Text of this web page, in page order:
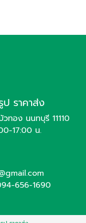
ป ราคาส่ง
ทอง นนทบุรี 11110
17:00 น.
656-1690